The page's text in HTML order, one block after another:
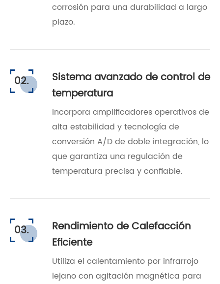
corrosión para una durabilidad a largo
plazo.
02.
Sistema avanzado de control de
temperatura
Incorpora amplificadores operativos de
alta estabilidad y tecnología de
conversión A/D de doble integración, lo
que garantiza una regulación de
temperatura precisa y confiable.
03.
Rendimiento de Calefacción
Eficiente
Utiliza el calentamiento por infrarrojo
lejano con agitación magnética para